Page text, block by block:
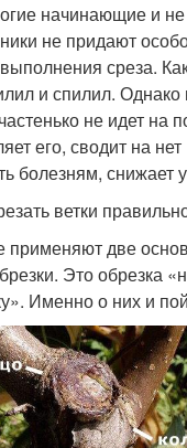
начинающие и
не придают
среза.
и спилил.
не идет на
его, сводит на нет
болезням, снижает
ветки
применяют две
Это обрезка
Именно о них и